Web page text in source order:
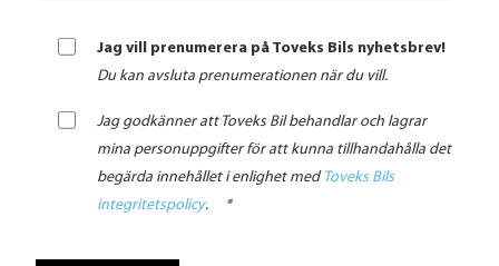
Jag vill prenumerera på Toveks Bils nyhetsbrev!
Du kan avsluta prenumerationen när du vill.
Jag godkänner att Toveks Bil behandlar och lagrar
mina personuppgifter för att kunna tillhandahålla det
begärda innehållet i enlighet med Toveks Bils
integritetspolicy. *